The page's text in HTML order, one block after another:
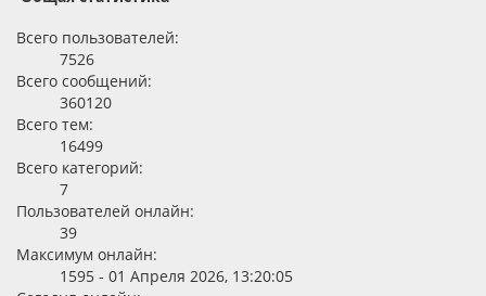
Всего пользователей:
7526
Всего сообщений:
360120
Всего тем:
16499
Всего категорий:
7
Пользователей онлайн:
39
Максимум онлайн:
1595 - 01 Апреля 2026, 13:20:05